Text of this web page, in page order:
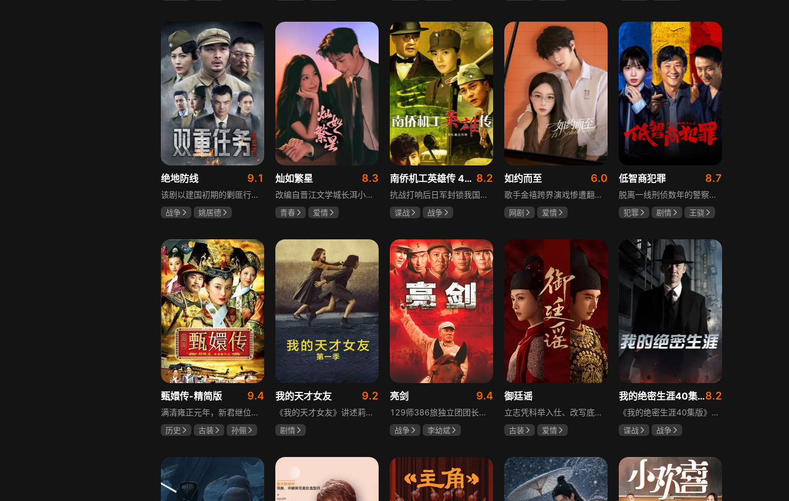
绝地防线 9.1
该剧以建国初期的剿匪行动为背景，讲述中国人民解放军西线小分队追击黑山寺国民党残部的故事。小分队在执行任务过程中，严格遵照上级指示，既要完成军事目标，又全力保护沿途百姓的生命财产安全，同时对残部人员采取劝降与救治相结合的策略。最终，小分队成功控制了区域内的疫情，救出了愿意投诚的士兵，圆满完成了剿匪解救任务，展现了解放军的优良作风与使命担当。
战争
姚居德
灿如繁星 8.3
改编自晋江文学城长洱小说《狭路》，讲述心理学博士林晚星遭遇变故后返乡任教，邂逅顶级教练王法，带领垫底差生逆袭追梦的热血救赎故事。林晚星用“自由式”教育，培养少年们的独立人格，帮他们学会生活、融洽自我、发现所爱、勇于追求，诠释“不远狭路，终见光明”的成长内核。
青春
爱情
南侨机工英雄传 43集版 8.2
抗战打响后日军封锁我国运输路线，神鼓滇缅公路撑起抗战后勤补给，因急缺司机和技工，三千余名南洋华侨毅然归国共赴国难。方家兄弟是典型代表，大哥方天海表面投靠日军实为中共地下工作者，委曲求全游走生死间；弟弟方千树从纨绔子弟成长为抗日战士。剧集以真实历史为背景，展现华侨爱国情怀与民族大义。
谍战
战争
如约而至 6.0
歌手金禧跨界演戏惨遭翻车，全网群嘲演技拉胯！不服输的他另辟蹊径，转行试水音乐剧，誓要逆袭打脸。机缘巧合下，他对高冷硬核的金牌音乐剧导演宁瑾一见心动，两人意外留下暧昧一吻，转头试镜现场再度狭路相逢。 宁瑾本就抵触偶像跨界，对半路空降的流量新人金禧百般严苛，花式魔鬼训练轮番上线。金禧顶住剧团前辈排挤、同行暗算、舆论刁难等重重危机，日夜苦练打磨演技，慢慢褪去偶像光环、解锁真实自我，一点点打动高冷导演和剧团众人。 一路走来，二人历经误会争执、事业危机、亲情心结、分手磨合多重考验，在并肩拯救濒临倒闭的剧团、携手打磨《倩女幽魂》剧目、共渡舞台难关的过程中，情愫渐生、双向治愈。最终剧目首演大获成功，叛逆
网剧
爱情
低智商犯罪 8.7
脱离一线刑侦数年的警察张一昂，因省厅匿名举报信被派往三江口调查。他刚到就遇刑警队长被害，洗清嫌疑时意外抓获连环杀人案凶手，迅速建立声望。张一昂锁定当地富商周荣团伙，蠢贼间勾心斗角的蝴蝶效应助警方屡建奇功，最终查明同僚遇害真相，让真凶落网。剧集以喜剧风格展现刑侦故事，充满黑色幽默。
犯罪 剧情
王骁
甄嬛传-精简版 9.4
满清雍正元年，新君继位后朝堂看似祥和实则暗流涌动，后宫华妃与皇后分庭抗礼，各方势力裹挟其中凶险异常，太后主持选秀拉开帷幕，大理寺少卿甄远道长女甄嬛意外得雍正赏识步入皇宫，在皇后与华妃的夹击下，甄嬛小心周旋忍辱负重，不得不用智慧保护自己，一次次卷入残酷宫闱斗争。
历史 古装
孙俪
我的天才女友 9.2
《我的天才女友》讲述莉拉和莱侬这对好朋友的童年与少年时代。故事从友情开始，描绘女性友情的微妙变化——她们相互支持、妒忌和猜疑，又不断向外拓展，在与外部世界的试探中为自己塑形。莉拉聪明漂亮，莱侬羡慕她的天赋与决断力，两人都视对方为隐秘镜子，暗暗角力，展现女性成长中的复杂关系与自我探寻。
剧情
亮剑 9.4
129师386旅独立团团长李云龙敢想敢干、不按规矩办事，脾气火爆性格直爽，带领独立团展现出敢于拼杀的劲头，接连击败坂田连队、山崎大队、山本部队，名声大噪却因屡次犯规遭贬斥。抗战时期他与国军358团团长楚云飞惺惺相惜，徐蚌会战中一较高下双双重伤，养病期间李云龙与护士田雨相恋，两人及亲人战友历经国家沧桑巨变。
战争
李幼斌
御廷谣
立志凭科举入仕、改写底层命运的孤女孟廷辉因意外结识微服私访的少年新帝英寡，二人联手铲除沙州官匪，英寡赏识其胆识智谋，暗中助力她赴京赶考。孟廷辉入京后遭科举舞弊构陷，凭智勇自证清白，被英寡破格任命为察闻院主事，清查虎啸帮、晚香阁等黑恶势力，逐步牵出血月会复国阴谋与朝堂权斗。二人从君臣知己渐生情愫，历经身世谜团、朝堂阻力与边境战乱，最终平定叛乱、整肃朝纲，携手共护江山万民。
古装
爱情
我的绝密生涯40集版8.2
《我的绝密生涯40集版》以1931年东北为背景，苏联特使引发暗杀行动，商人关郁达卷入被重伤失踪，妻子谭梓君带家人在新京安顿。八年后关郁达打入日本特务机关为我党提供情报，与谭梓君相遇却因身份不能相认，谭梓君心中充满怀疑。
谍战
战争